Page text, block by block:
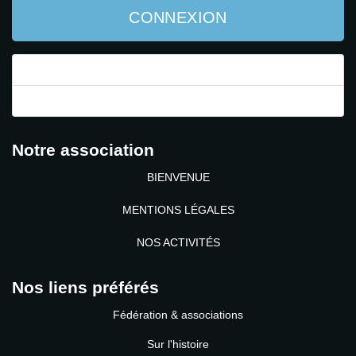
CONNEXION
Notre association
BIENVENUE
MENTIONS LÉGALES
NOS ACTIVITÉS
Nos liens préférés
Fédération & associations
Sur l'histoire